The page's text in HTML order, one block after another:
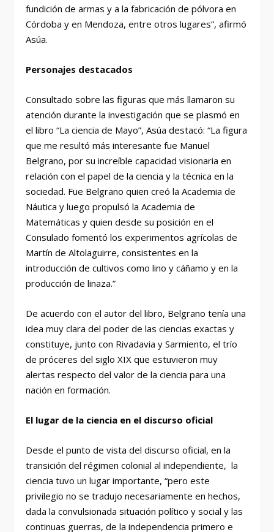
fundición de armas y a la fabricación de pólvora en
Córdoba y en Mendoza, entre otros lugares”, afirmó
Asúa.
Personajes destacados
Consultado sobre las figuras que más llamaron su
atención durante la investigación que se plasmó en
el libro “La ciencia de Mayo”, Asúa destacó: “La figura
que me resultó más interesante fue Manuel
Belgrano, por su increíble capacidad visionaria en
relación con el papel de la ciencia y la técnica en la
sociedad. Fue Belgrano quien creó la Academia de
Náutica y luego propulsó la Academia de
Matemáticas y quien desde su posición en el
Consulado fomentó los experimentos agrícolas de
Martín de Altolaguirre, consistentes en la
introducción de cultivos como lino y cáñamo y en la
producción de linaza.”
De acuerdo con el autor del libro, Belgrano tenía una
idea muy clara del poder de las ciencias exactas y
constituye, junto con Rivadavia y Sarmiento, el trío
de próceres del siglo XIX que estuvieron muy
alertas respecto del valor de la ciencia para una
nación en formación.
El lugar de la ciencia en el discurso oficial
Desde el punto de vista del discurso oficial, en la
transición del régimen colonial al independiente, la
ciencia tuvo un lugar importante, “pero este
privilegio no se tradujo necesariamente en hechos,
dada la convulsionada situación político y social y las
continuas guerras, de la independencia primero e